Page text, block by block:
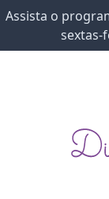
Assista o
sextas-